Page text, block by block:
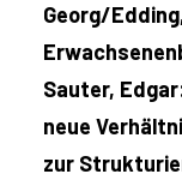
Georg/
Sauter,
neue
zur